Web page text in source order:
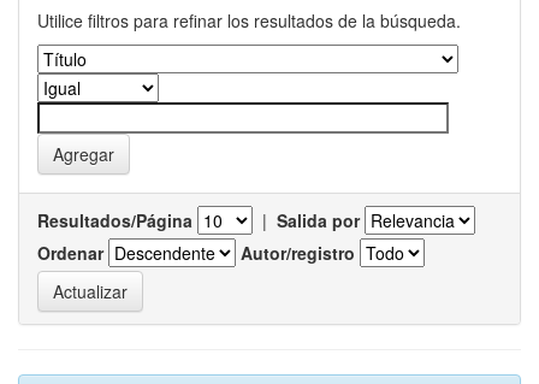
Utilice filtros para refinar los resultados de la búsqueda.
Resultados/Página | Salida por
Ordenar
Autor/registro